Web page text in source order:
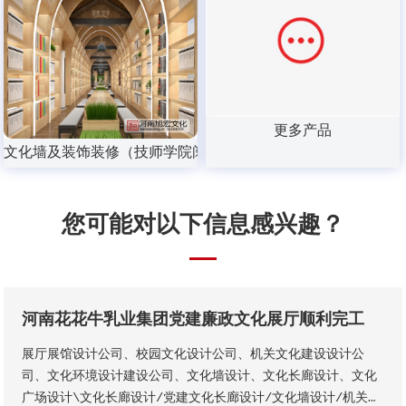
文化墙及装饰装修（技师学院阅览室方案）
更多产品
您可能对以下信息感兴趣？
河南花花牛乳业集团党建廉政文化展厅顺利完工
展厅展馆设计公司、校园文化设计公司、机关文化建设设计公
司、文化环境设计建设公司、文化墙设计、文化长廊设计、文化
广场设计\文化长廊设计/党建文化长廊设计/文化墙设计/机关单